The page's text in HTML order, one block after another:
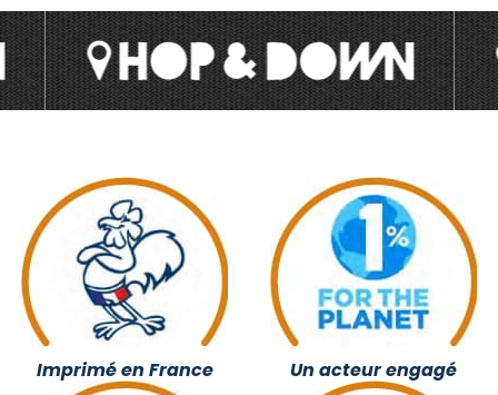
Imprimé en France Un acteur engagé